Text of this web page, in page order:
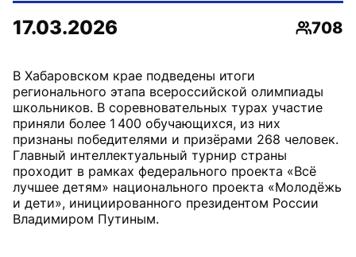
17.03.2026
708
В Хабаровском крае подведены итоги
регионального этапа всероссийской олимпиады
школьников. В соревновательных турах участие
приняли более 1 400 обучающихся, из них
признаны победителями и призёрами 268 человек.
Главный интеллектуальный турнир страны
проходит в рамках федерального проекта «Всё
лучшее детям» национального проекта «Молодёжь
и дети», инициированного президентом России
Владимиром Путиным.